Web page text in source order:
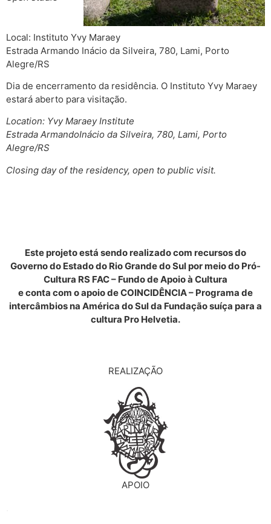
Local: Instituto Yvy Maraey
Estrada Armando Inácio da Silveira, 780, Lami, Porto
Alegre/RS
Dia de encerramento da residência. O Instituto Yvy Maraey
estará aberto para visitação.
Location: Yvy Maraey Institute
Estrada ArmandoInácio da Silveira, 780, Lami, Porto
Alegre/RS
Closing day of the residency, open to public visit.
Este projeto está sendo realizado com recursos do
Governo do Estado do Rio Grande do Sul por meio do Pró-
Cultura RS FAC – Fundo de Apoio à Cultura
e conta com o apoio de COINCIDÊNCIA – Programa de
intercâmbios na América do Sul da Fundação suíça para a
cultura Pro Helvetia.
REALIZAÇÃO
APOIO